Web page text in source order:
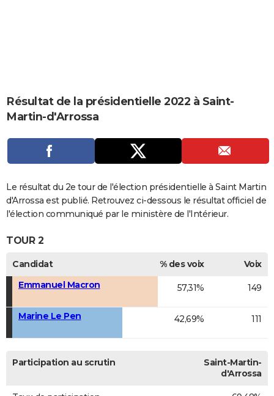
Carte de Noël
Carte Bonne année
Carte Saint-Valentin
Carte Pâques
Carte d'anniversaire
DICTIONNAIRE
PROGRAMME TV
COPAINS D'AVANT
S'inscrire
Se connecter
Lycées
Collèges
Primaires
Universités
Entreprises
Service militaire
Avis de recherche
AVIS DE DÉCÈS
FORUM
Bricolage
Lifestyle
Culture
Sport
Auto
Television
Voyage
Cinema
Résultat de la présidentielle 2022 à Saint-
Martin-d'Arrossa
Le résultat du 2e tour de l'élection présidentielle à Saint Martin
d'Arrossa est publié. Retrouvez ci-dessous le résultat officiel de
l'élection communiqué par le ministère de l'Intérieur.
TOUR 2
Candidat % des voix
Voix
Emmanuel Macron
57,31% 149
Marine Le Pen 42,69% 111
Participation au scrutin
Saint-Martin-
d'Arrossa